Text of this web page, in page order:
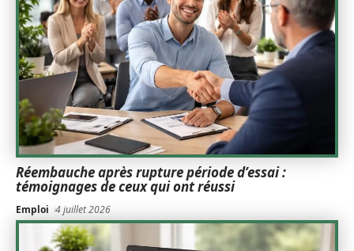
Réembauche après rupture période d’essai :
témoignages de ceux qui ont réussi
Emploi 4 juillet 2026